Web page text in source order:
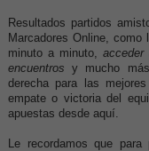
Resultados partidos
Marcadores Online,
minuto a minuto,
encuentros y mucho
derecha para las
empate o victoria del
apuestas desde aquí.
Le recordamos que